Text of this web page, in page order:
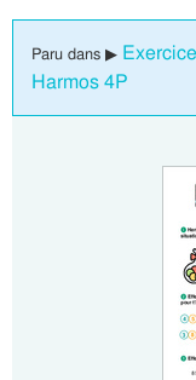
Paru dans ▶
Harmos 4P